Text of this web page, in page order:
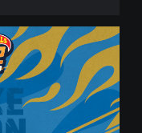
D
e
u
x
e
E